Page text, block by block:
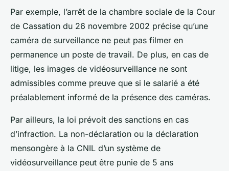
Par exemple, l’arrêt de la chambre sociale de la Cour
de Cassation du 26 novembre 2002 précise qu’une
caméra de surveillance ne peut pas filmer en
permanence un poste de travail. De plus, en cas de
litige, les images de vidéosurveillance ne sont
admissibles comme preuve que si le salarié a été
préalablement informé de la présence des caméras.
Par ailleurs, la loi prévoit des sanctions en cas
d’infraction. La non-déclaration ou la déclaration
mensongère à la CNIL d’un système de
vidéosurveillance peut être punie de 5 ans